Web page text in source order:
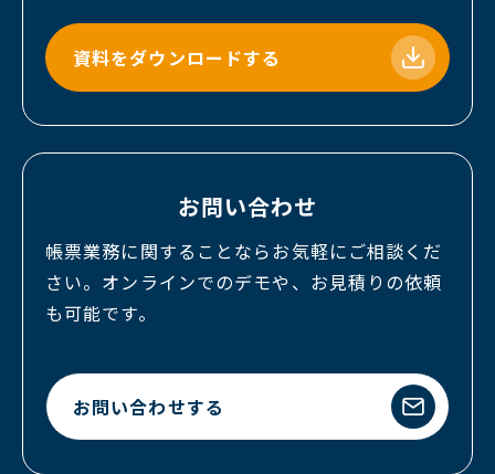
資料をダウンロードする
お問い合わせ
帳票業務に関することならお気軽にご相談くだ
さい。オンラインでのデモや、お見積りの依頼
も可能です。
お問い合わせする